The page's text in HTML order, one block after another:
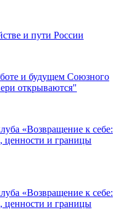
и пути России
и будущем Союзного
открываются"
«Возвращение к себе:
ценности и границы
«Возвращение к себе:
ценности и границы